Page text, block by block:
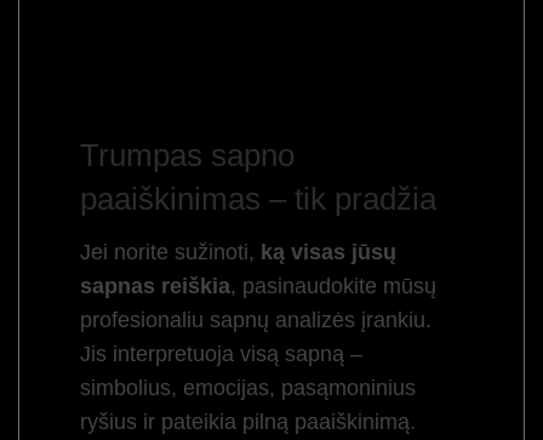
Trumpas sapno
paaiškinimas – tik pradžia
Jei norite sužinoti, ką visas jūsų
sapnas reiškia, pasinaudokite mūsų
profesionaliu sapnų analizės įrankiu.
Jis interpretuoja visą sapną –
simbolius, emocijas, pasąmoninius
ryšius ir pateikia pilną paaiškinimą.